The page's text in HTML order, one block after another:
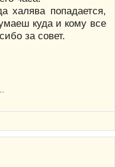
халява попадается,
куда и кому все
за совет.